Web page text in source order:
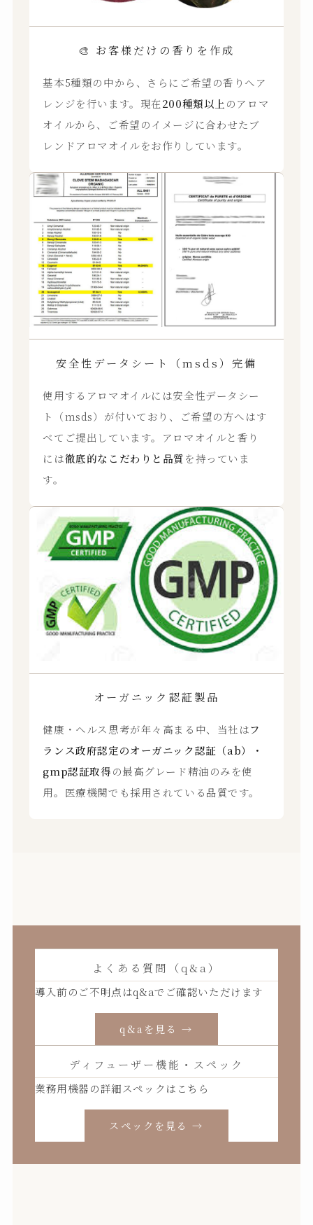
🎨 お客様だけの香りを作成
基本5種類の中から、さらにご希望の香りへア
レンジを行います。現在200種類以上 のアロマ
オイルから、ご希望のイメージに合わせたブ
レンドアロマオイルをお作りしています。
安全性データシート（msds）完備
使用するアロマオイルには安全性データシー
ト（msds）が付いており、ご希望の方へはす
べてご提出しています。アロマオイルと香り
には徹底的なこだわりと品質を持っていま
す。
オーガニック認証製品
健康・ヘルス思考が年々高まる中、当社はフ
ランス政府認定のオーガニック認証（ab）・
gmp認証取得の最高グレード精油のみを使
用。医療機関でも採用されている品質です。
よくある質問（q&a）
導入前のご不明点はq&aでご確認いただけます
q&aを見る →
ディフューザー機能・スペック
業務用機器の詳細スペックはこちら
スペックを見る →